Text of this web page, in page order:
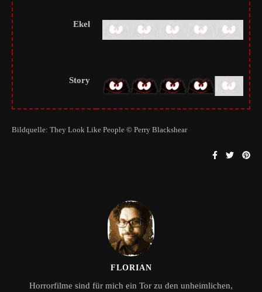
Ekel
Story
Bildquelle: They Look Like People © Perry Blackshear
FLORIAN
Horrorfilme sind für mich ein Tor zu den unheimlichen,